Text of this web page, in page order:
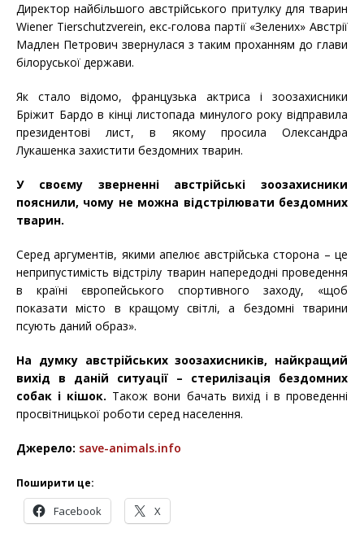
Директор найбільшого австрійського притулку для тварин
Wiener Tierschutzverein, екс-голова партії «Зелених» Австрії
Мадлен Петрович звернулася з таким проханням до глави
білоруської держави.
Як стало відомо, французька актриса і зоозахисники
Бріжит Бардо в кінці листопада минулого року відправила
президентові лист, в якому просила Олександра
Лукашенка захистити бездомних тварин.
У своєму зверненні австрійські зоозахисники
пояснили, чому не можна відстрілювати бездомних
тварин.
Серед аргументів, якими апелює австрійська сторона – це
неприпустимість відстрілу тварин напередодні проведення
в країні європейського спортивного заходу, «щоб
показати місто в кращому світлі, а бездомні тварини
псують даний образ».
На думку австрійських зоозахисників, найкращий
вихід в даній ситуації – стерилізація бездомних
собак і кішок. Також вони бачать вихід і в проведенні
просвітницької роботи серед населення.
Джерело: save-animals.info
Поширити це:
Facebook X